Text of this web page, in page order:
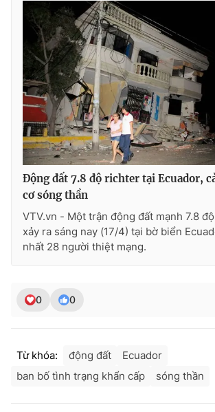
Thị trường
Tư vấn
Lịch phát sóng
Chuyên mục khác
Emagazine Podcast
Photo Infographic
Video Shorts
VTV Money
VTV Sức khoẻ
Thị trường 24h
Động đất 7.8 độ richter tại Ecuador,
cơ sóng thần
VTV.vn - Một trận động đất mạnh 7.8
xảy ra sáng nay (17/4) tại bờ biển
nhất 28 người thiệt mạng.
0 0
Từ khóa: động đất
Ecuador
ban bố tình trạng khẩn cấp
sóng thần